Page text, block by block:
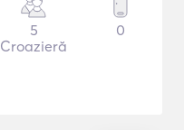
5
Croazieră
0